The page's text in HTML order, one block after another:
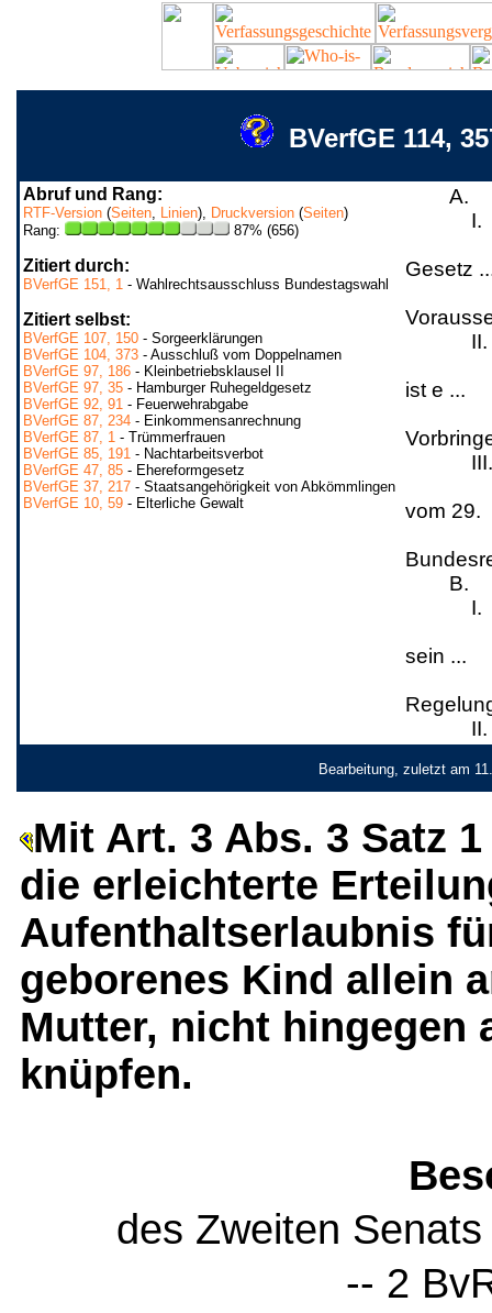
BVerfGE 114,
Abruf und Rang:
RTF-Version (Seiten, Linien), Druckversion (Seiten)
Rang:
87% (656)
Zitiert durch:
BVerfGE 151, 1 - Wahlrechtsausschluss Bundestagswahl
Zitiert selbst:
BVerfGE 107, 150 - Sorgeerklärungen
BVerfGE 104, 373 - Ausschluß vom Doppelnamen
BVerfGE 97, 186 - Kleinbetriebsklausel II
BVerfGE 97, 35 - Hamburger Ruhegeldgesetz
BVerfGE 92, 91 - Feuerwehrabgabe
BVerfGE 87, 234 - Einkommensanrechnung
BVerfGE 87, 1 - Trümmerfrauen
BVerfGE 85, 191 - Nachtarbeitsverbot
BVerfGE 47, 85 - Ehereformgesetz
BVerfGE 37, 217 - Staatsangehörigkeit von Abkömmlingen
BVerfGE 10, 59 - Elterliche Gewalt
A.
I.
Gesetz
II.
ist e ...
III.
vom 29.
B.
I.
sein ...
II.
Bearbeitung, zuletzt am
Mit Art. 3 Abs. 3 Satz
die erleichterte
Aufenthaltserlaubnis
geborenes Kind allein
Mutter, nicht hingegen
knüpfen.
des Zweiten
-- 2